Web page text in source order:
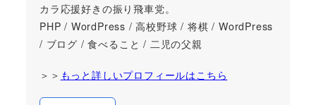
カラ応援好きの振り飛車党。
PHP / WordPress / 高校野球 / 将棋 / WordPress
/ ブログ / 食べること / 二児の父親
＞＞ もっと詳しいプロフィールはこちら